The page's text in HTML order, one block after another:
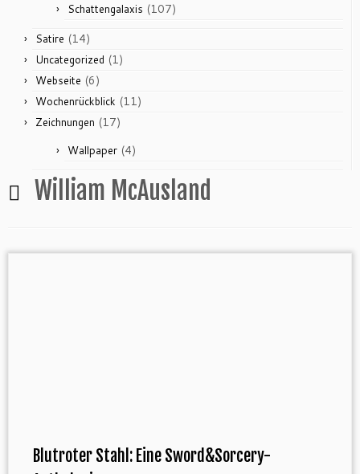
Schattengalaxis (107)
Satire (14)
Uncategorized (1)
Webseite (6)
Wochenrückblick (11)
Zeichnungen (17)
Wallpaper (4)
William McAusland
Blutroter Stahl: Eine Sword&Sorcery-